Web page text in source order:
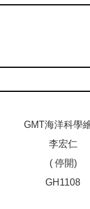
GMT海洋科學
李宏仁
( 停開)
GH1108